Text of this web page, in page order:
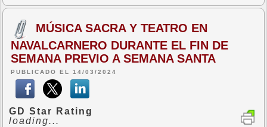
MÚSICA SACRA Y TEATRO EN
NAVALCARNERO DURANTE EL FIN DE
SEMANA PREVIO A SEMANA SANTA
PUBLICADO EL 14/03/2024
GD Star Rating
loading...